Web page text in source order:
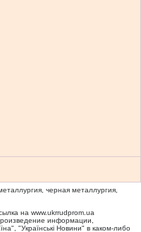
черная металлургия,
на www.ukrrudprom.ua
информации,
"Українськi Новини" в каком-либо